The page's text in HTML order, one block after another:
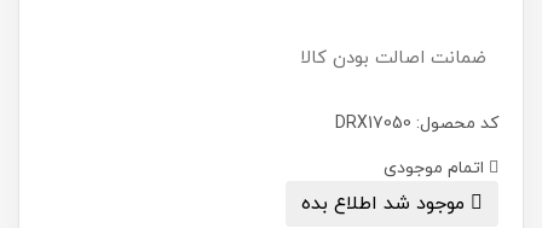
ضمانت اصالت بودن کالا
کد محصول: DRX17050
اتمام موجودی
موجود شد اطلاع بده